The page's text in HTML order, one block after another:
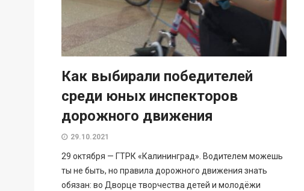
Как выбирали победителей
среди юных инспекторов
дорожного движения
29.10.2021
29 октября — ГТРК «Калининград». Водителем можешь
ты не быть, но правила дорожного движения знать
обязан: во Дворце творчества детей и молодёжи